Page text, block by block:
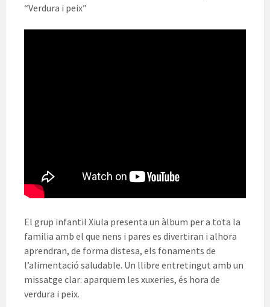
“Verdura i peix”
El grup infantil Xiula presenta un àlbum per a tota la
familia amb el que nens i pares es divertiran i alhora
aprendran, de forma distesa, els fonaments de
l’alimentació saludable. Un llibre entretingut amb un
missatge clar: aparquem les xuxeries, és hora de
verdura i peix.